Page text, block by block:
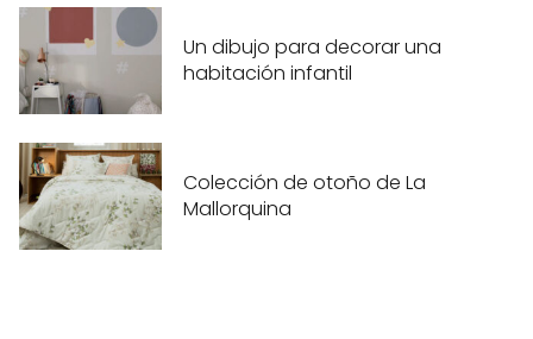
Un dibujo para decorar una
habitación infantil
Colección de otoño de La
Mallorquina